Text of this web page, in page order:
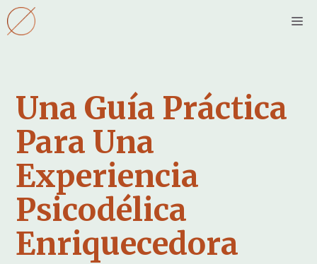
Saltar
al
Una Guía Práctica
Para Una
Experiencia
Psicodélica
Enriquecedora